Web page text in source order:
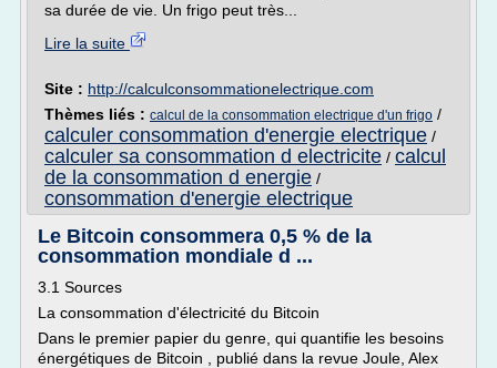
sa durée de vie. Un frigo peut très...
Lire la suite
Site : http://calculconsommationelectrique.com
Thèmes liés : calcul de la consommation electrique d'un frigo /
calculer consommation d'energie electrique /
calculer sa consommation d electricite / calcul
de la consommation d energie /
consommation d'energie electrique
Le Bitcoin consommera 0,5 % de la
consommation mondiale d ...
3.1 Sources
La consommation d'électricité du Bitcoin
Dans le premier papier du genre, qui quantifie les besoins
énergétiques de Bitcoin , publié dans la revue Joule, Alex